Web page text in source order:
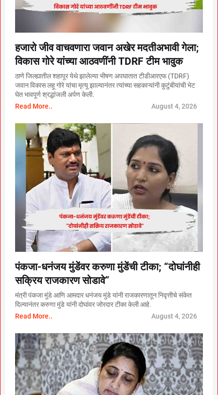
हजारो जीव वाचवणारा जवान अखेर मदतीअभावी गेला;
विकास गोरे यांच्या आठवणींनी TDRF टीम भावुक
ठाणे जिल्ह्यातील शहापूर येथे झालेल्या भीषण अपघातात टीडीआरएफ (TDRF)
जवान विकास लहू गोरे यांचा मृत्यू झाल्यानंतर त्यांच्या सहकाऱ्यांनी कुटुंबीयांची भेट
घेत भावपूर्ण श्रद्धांजली अर्पण केली.
Read More..
August 4, 2026
पंकजा-धनंजय मुंडेंवर करुणा मुंडेंची टीका; “दोघांनीही
सक्रिय राजकारण सोडावे”
मंत्री पंकजा मुंडे आणि आमदार धनंजय मुंडे यांनी राजकारणातून निवृत्तीचे संकेत
दिल्यानंतर करुणा मुंडे यांनी दोघांवर जोरदार टीका केली आहे.
Read More..
August 4, 2026